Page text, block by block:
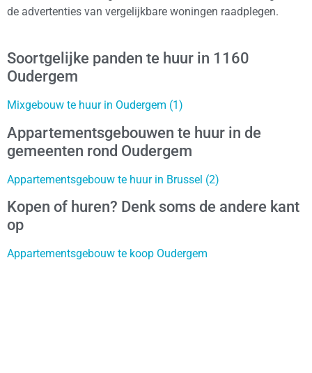
de advertenties van vergelijkbare woningen raadplegen.
Soortgelijke panden te huur in 1160
Oudergem
Mixgebouw te huur in Oudergem (1)
Appartementsgebouwen te huur in de
gemeenten rond Oudergem
Appartementsgebouw te huur in Brussel (2)
Kopen of huren? Denk soms de andere kant
op
Appartementsgebouw te koop Oudergem